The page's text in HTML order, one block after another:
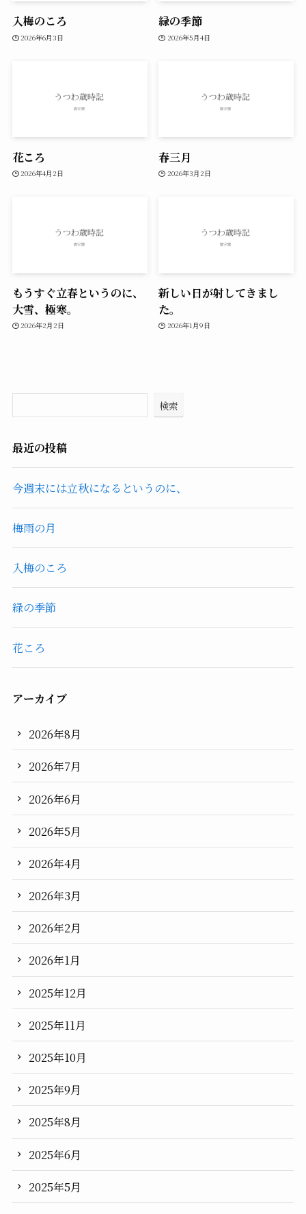
入梅のころ
2026年6月3日
緑の季節
2026年5月4日
花ころ
2026年4月2日
春三月
2026年3月2日
もうすぐ立春というのに、
大雪、極寒。
2026年2月2日
新しい日が射してきまし
た。
2026年1月9日
検索
最近の投稿
今週末には立秋になるというのに、
梅雨の月
入梅のころ
緑の季節
花ころ
アーカイブ
2026年8月
2026年7月
2026年6月
2026年5月
2026年4月
2026年3月
2026年2月
2026年1月
2025年12月
2025年11月
2025年10月
2025年9月
2025年8月
2025年6月
2025年5月